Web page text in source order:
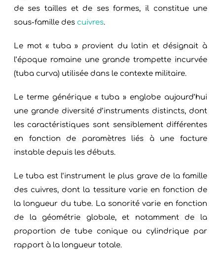
de ses tailles et de ses formes, il constitue une
sous-famille des cuivres.
Le mot « tuba » provient du latin et désignait à
l’époque romaine une grande trompette incurvée
(tuba curva) utilisée dans le contexte militaire.
Le terme générique « tuba » englobe aujourd’hui
une grande diversité d’instruments distincts, dont
les caractéristiques sont sensiblement différentes
en fonction de paramètres liés à une facture
instable depuis les débuts.
Le tuba est l’instrument le plus grave de la famille
des cuivres, dont la tessiture varie en fonction de
la longueur du tube. La sonorité varie en fonction
de la géométrie globale, et notamment de la
proportion de tube conique ou cylindrique par
rapport à la longueur totale.